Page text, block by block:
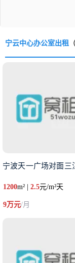
宁云中心办公室出租
宁波天一广场对面三
1200m² | 2.5元/m²天
9万元/月